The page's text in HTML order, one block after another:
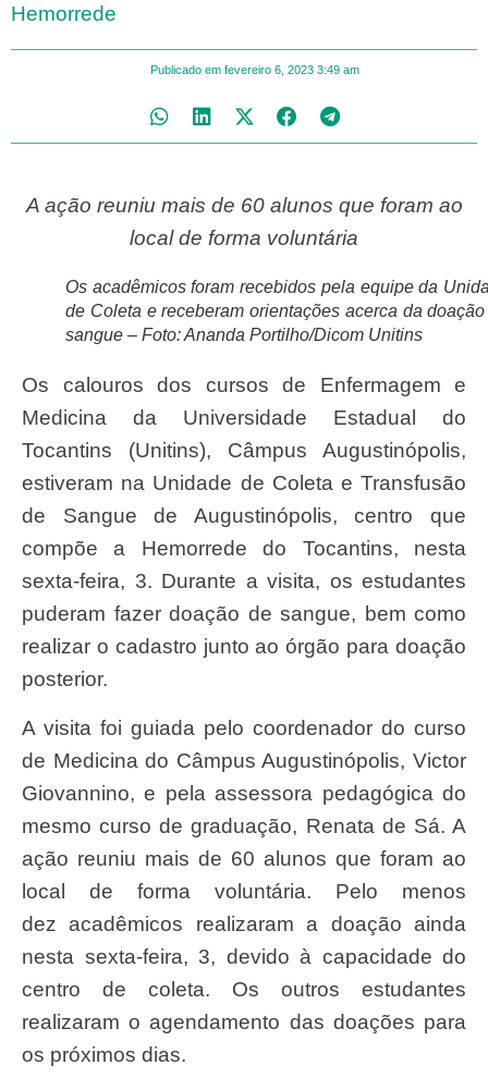
Hemorrede
Publicado em fevereiro 6, 2023 3:49 am
A ação reuniu mais de 60 alunos que foram ao
local de forma voluntária
Os acadêmicos foram recebidos pela equipe da
de Coleta e receberam orientações acerca da
sangue – Foto: Ananda Portilho/Dicom Unitins
Os calouros dos cursos de Enfermagem e
Medicina da Universidade Estadual do
Tocantins (Unitins), Câmpus Augustinópolis,
estiveram na Unidade de Coleta e Transfusão
de Sangue de Augustinópolis, centro que
compõe a Hemorrede do Tocantins, nesta
sexta-feira, 3. Durante a visita, os estudantes
puderam fazer doação de sangue, bem como
realizar o cadastro junto ao órgão para doação
posterior.
A visita foi guiada pelo coordenador do curso
de Medicina do Câmpus Augustinópolis, Victor
Giovannino, e pela assessora pedagógica do
mesmo curso de graduação, Renata de Sá. A
ação reuniu mais de 60 alunos que foram ao
local de forma voluntária. Pelo menos
dez acadêmicos realizaram a doação ainda
nesta sexta-feira, 3, devido à capacidade do
centro de coleta. Os outros estudantes
realizaram o agendamento das doações para
os próximos dias.